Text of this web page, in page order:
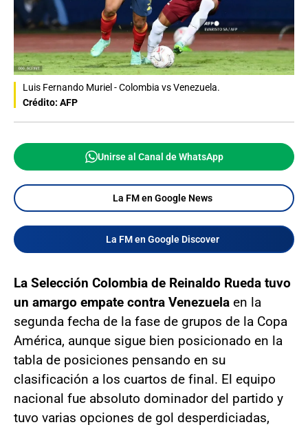
Luis Fernando Muriel - Colombia vs Venezuela.
Crédito: AFP
Unirse al Canal de WhatsApp
La FM en Google News
La FM en Google Discover
La Selección Colombia de Reinaldo Rueda tuvo
un amargo empate contra Venezuela en la
segunda fecha de la fase de grupos de la Copa
América, aunque sigue bien posicionado en la
tabla de posiciones pensando en su
clasificación a los cuartos de final. El equipo
nacional fue absoluto dominador del partido y
tuvo varias opciones de gol desperdiciadas,